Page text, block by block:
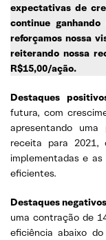
expectativas de
continue ganhando
reforçamos nossa
reiterando nossa
R$15,00/ação.
Destaques
futura, com
apresentando
receita para 2021,
implementadas e
eficientes.
Destaques
uma contração de
eficiência abaixo